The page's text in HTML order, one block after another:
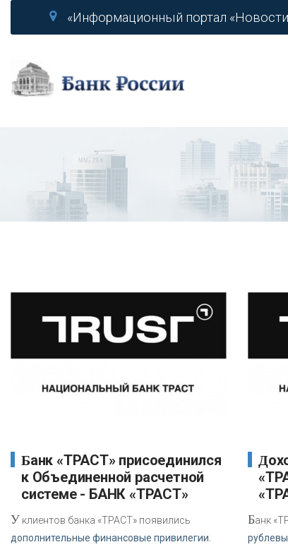
«Информационный портал
Банк «ТРАСТ» присоединился
к Объединенной расчетной
системе - БАНК «ТРАСТ»
У клиентов банка «ТРАСТ» появились
дополнительные финансовые привилегии.
Доходность по вкладам банка
Банк